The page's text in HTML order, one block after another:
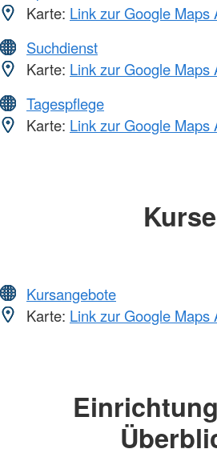
Karte: Link zur Google Maps
Suchdienst
Karte: Link zur Google Maps
Tagespflege
Karte: Link zur Google Maps
Kurse
Kursangebote
Karte: Link zur Google Maps